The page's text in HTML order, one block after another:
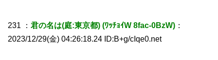
231 ：君の名は(庭:東京都) (ﾜｯﾁｮｲW 8fac-0BzW) ：
2023/12/29(金) 04:26:18.24 ID:B+g/cIqe0.net